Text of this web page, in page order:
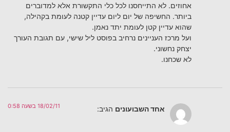
אחוזים. לא התייחסנו לכל כלי התקשורת אלא למדוברים
ביותר. החשיפה של יום ליום עדיין קטנה לעומת בקהילה,
שהוא עדיין קטן לעומת יתד נאמן.
ועל מרכז העניינים נרחיב בפוסט ליל שישי, עם תגובת העורך
יצחק נחשוני.
לא שכחנו.
אחד השבועונים הגיב: